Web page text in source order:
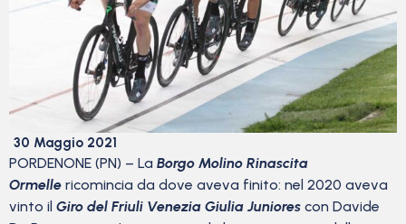
30 Maggio 2021
PORDENONE (PN) – La Borgo Molino Rinascita
Ormelle ricomincia da dove aveva finito: nel 2020 aveva
vinto il Giro del Friuli Venezia Giulia Juniores con Davide